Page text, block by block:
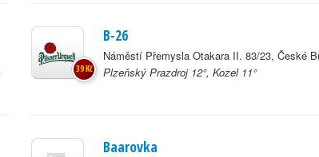
B-26
Náměstí Přemysla Otakara II. 83/23, České
Plzeňský Prazdroj 12°, Kozel 11°
39 Kč
Baarovka